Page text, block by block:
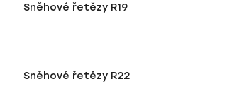
Sněhové řetězy R19
Sněhové řetězy R22